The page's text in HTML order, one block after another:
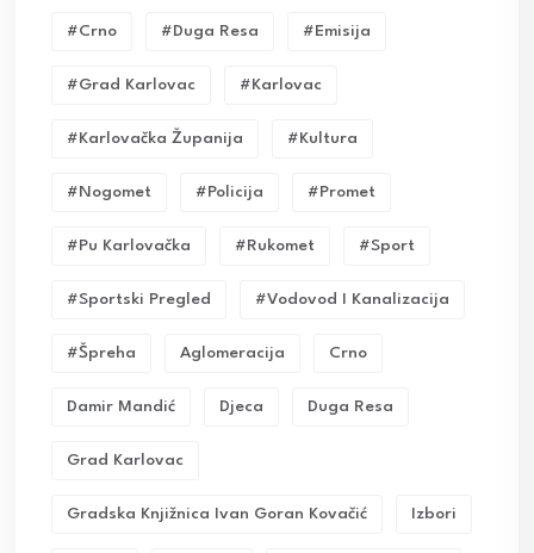
#crno #duga Resa #emisija
#grad Karlovac #karlovac
#karlovačka Županija #kultura
#nogomet #policija #promet
#pu Karlovačka #rukomet #sport
#sportski Pregled #vodovod I Kanalizacija
#Špreha Aglomeracija Crno
Damir Mandić Djeca Duga Resa
Grad Karlovac
Gradska Knjižnica Ivan Goran Kovačić Izbori